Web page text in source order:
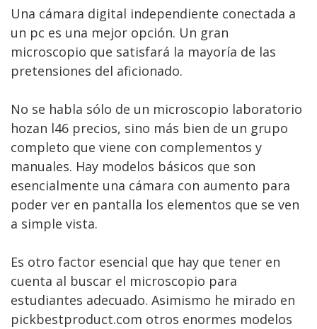
Una cámara digital independiente conectada a
un pc es una mejor opción. Un gran
microscopio que satisfará la mayoría de las
pretensiones del aficionado.
No se habla sólo de un microscopio laboratorio
hozan l46 precios, sino más bien de un grupo
completo que viene con complementos y
manuales. Hay modelos básicos que son
esencialmente una cámara con aumento para
poder ver en pantalla los elementos que se ven
a simple vista.
Es otro factor esencial que hay que tener en
cuenta al buscar el microscopio para
estudiantes adecuado. Asimismo he mirado en
pickbestproduct.com otros enormes modelos